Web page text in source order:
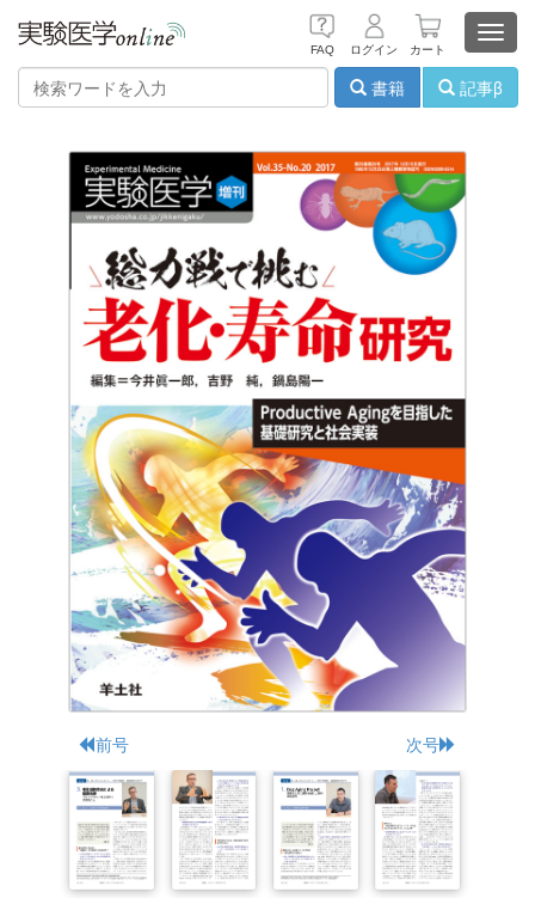
FAQ ログイン カート
書籍
記事β
前号 次号